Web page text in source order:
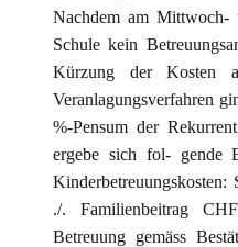
Nachdem am Mittwoch-
Schule kein
Kürzung der Kosten
Veranlagungsverfahren
%-Pensum der
ergebe sich fol- gende
./. Familienbeitrag
Betreuung gemäss